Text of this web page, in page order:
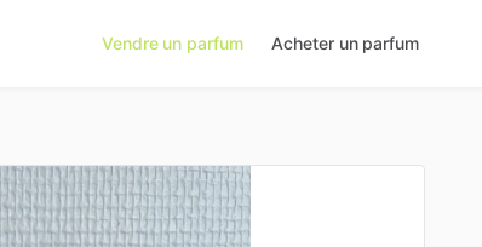
Vendre un parfum Acheter un parfum